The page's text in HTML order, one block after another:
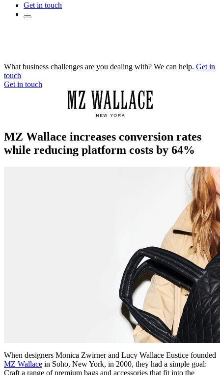
Get in touch
What business challenges are you dealing with? We can help. Get in
touch
Get in touch
MZ Wallace increases conversion rates
while reducing platform costs by 64%
When designers Monica Zwirner and Lucy Wallace Eustice founded
MZ Wallace in Soho, New York, in 2000, they had a simple goal:
Craft a range of premium bags and accessories that fit into the